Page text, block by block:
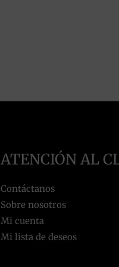
ATENCIÓN AL
Contáctanos
Sobre nosotros
Mi cuenta
Mi lista de deseos